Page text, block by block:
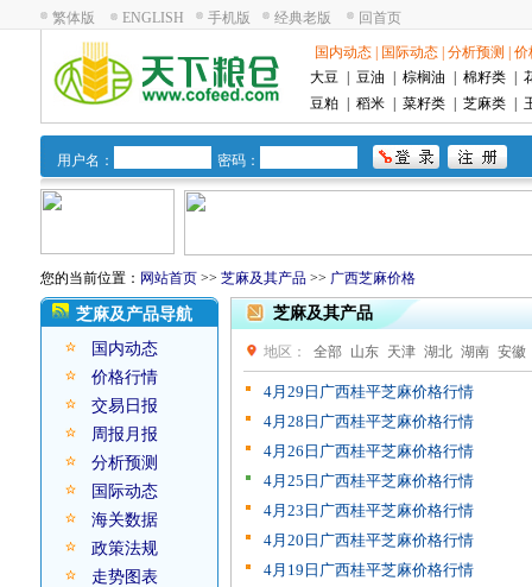
繁体版 ENGLISH 手机版 经典老版 回首页
国内动态 国际动态 分析预测
价
大豆
豆油 棕榈油 棉籽类
豆粕
稻米 菜籽类 芝麻类
用户名： 密码：
您的当前位置： 网站首页 >> 芝麻及其产品 >> 广西芝麻价格
芝麻及产品导航
国内动态
价格行情
交易日报
周报月报
分析预测
国际动态
海关数据
政策法规
走势图表
芝麻及其产品
地区： 全部 山东 天津 湖北 湖南 安徽
浙江 福建
4月29日广西桂平芝麻价格行情
4月28日广西桂平芝麻价格行情
4月26日广西桂平芝麻价格行情
4月25日广西桂平芝麻价格行情
4月23日广西桂平芝麻价格行情
4月20日广西桂平芝麻价格行情
4月19日广西桂平芝麻价格行情